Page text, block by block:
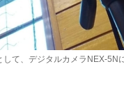
して、デジタルカメラNEX-5N